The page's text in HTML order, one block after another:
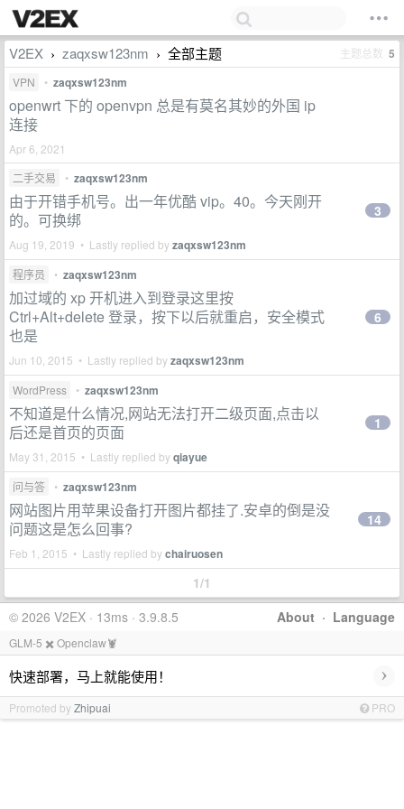
V2EX › zaqxsw123nm › 全部主题 主题总数 5
VPN • zaqxsw123nm
openwrt 下的 openvpn 总是有莫名其妙的外国 ip
连接
Apr 6, 2021
二手交易
• zaqxsw123nm
由于开错手机号。出一年优酷 vip。40。今天刚开
的。可换绑
Aug 19, 2019 • Lastly replied byzaqxsw123nm
3
程序员 • zaqxsw123nm
加过域的 xp 开机进入到登录这里按
Ctrl+Alt+delete 登录，按下以后就重启，安全模式
也是
Jun 10, 2015 • Lastly replied byzaqxsw123nm
6
WordPress • zaqxsw123nm
不知道是什么情况,网站无法打开二级页面,点击以
后还是首页的页面
May 31, 2015 • Lastly replied byqiayue
1
问与答 • zaqxsw123nm
网站图片用苹果设备打开图片都挂了.安卓的倒是没
问题这是怎么回事?
Feb 1, 2015 • Lastly replied bychairuosen
14
1/1
About · Language
© 2026 V2EX · 13ms · 3.9.8.5
GLM-5 ✖️ Openclaw🦞
快速部署，马上就能使用！ ›
Promoted byZhipuai PRO